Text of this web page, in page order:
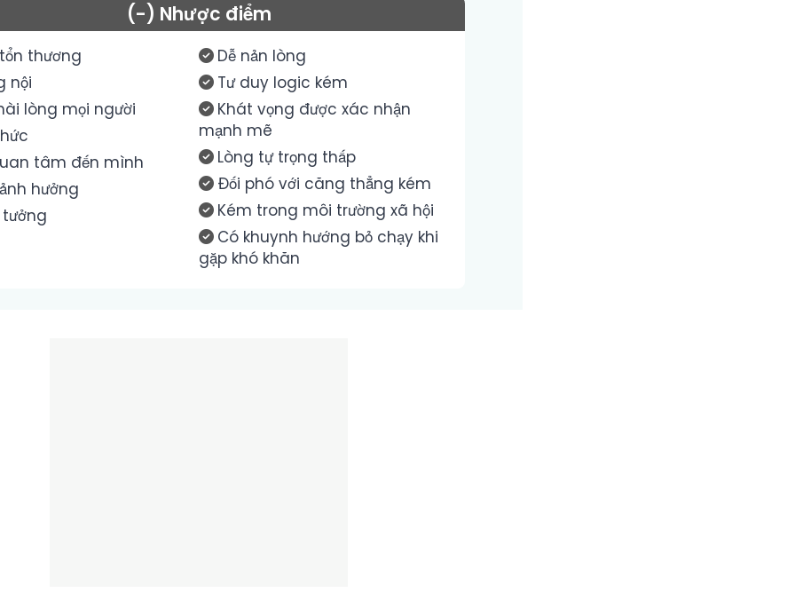
(-) Nhược điểm
thương
nội
lòng mọi người
tâm đến mình
hưởng
tưởng
Dễ nản lòng
Tư duy logic kém
Khát vọng được xác nhận
mạnh mẽ
Lòng tự trọng thấp
Đối phó với căng thẳng kém
Kém trong môi trường xã hội
Có khuynh hướng bỏ chạy khi
gặp khó khăn